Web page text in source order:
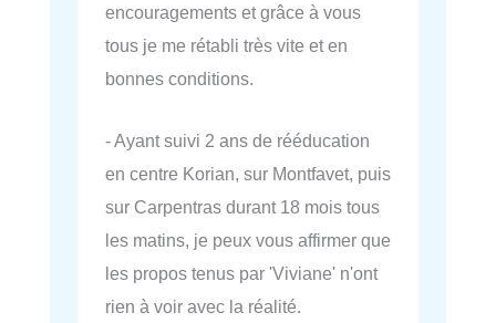
encouragements et grâce à vous
tous je me rétabli très vite et en
bonnes conditions.
- Ayant suivi 2 ans de rééducation
en centre Korian, sur Montfavet, puis
sur Carpentras durant 18 mois tous
les matins, je peux vous affirmer que
les propos tenus par 'Viviane' n'ont
rien à voir avec la réalité.